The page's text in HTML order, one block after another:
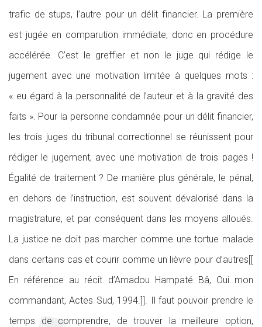
trafic de stups, l’autre pour un délit financier. La première
est jugée en comparution immédiate, donc en procédure
accélérée. C’est le greffier et non le juge qui rédige le
jugement avec une motivation limitée à quelques mots :
« eu égard à la personnalité de l’auteur et à la gravité des
faits ». Pour la personne condamnée pour un délit financier,
les trois juges du tribunal correctionnel se réunissent pour
rédiger le jugement, avec une motivation de trois pages !
Égalité de traitement ? De manière plus générale, le pénal,
en dehors de l’instruction, est souvent dévalorisé dans la
magistrature, et par conséquent dans les moyens alloués.
La justice ne doit pas marcher comme une tortue malade
dans certains cas et courir comme un lièvre pour d’autres[[
En référence au récit d’Amadou Hampaté Bâ, Oui mon
commandant, Actes Sud, 1994.]]. Il faut pouvoir prendre le
temps de comprendre, de trouver la meilleure option,